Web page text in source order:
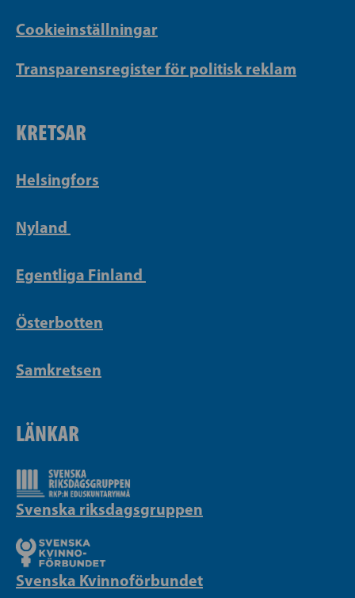
Cookieinställningar
Transparensregister för politisk reklam
KRETSAR
Helsingfors
Nyland
Egentliga Finland
Österbotten
Samkretsen
LÄNKAR
Svenska riksdagsgruppen
Svenska Kvinnoförbundet